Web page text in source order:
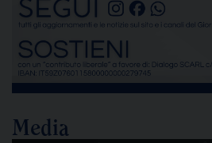
[…]
Media